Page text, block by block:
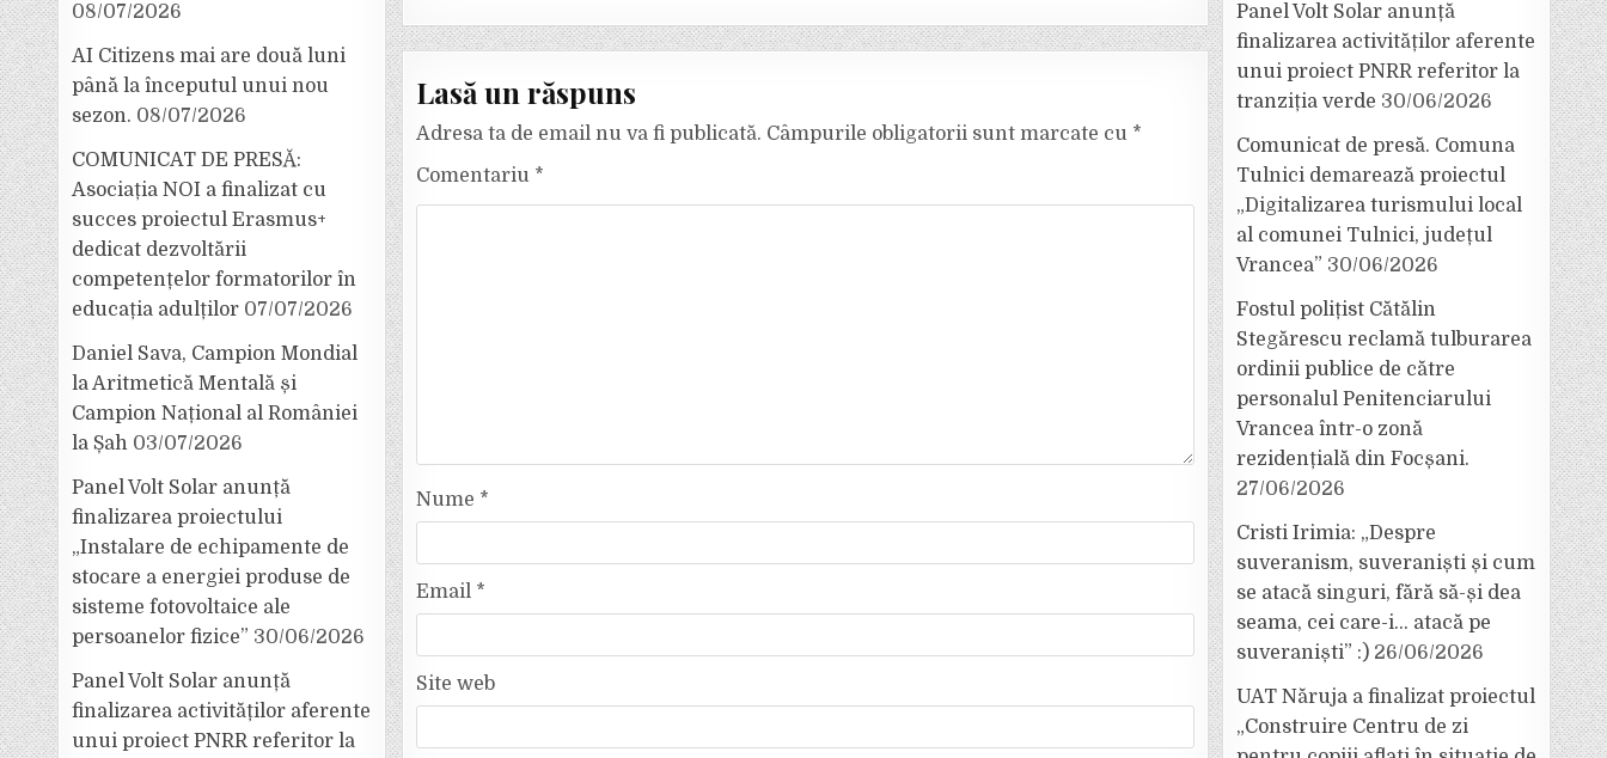
Lasă un răspuns
Adresa ta de email nu va fi publicată. Câmpurile obligatorii sunt marcate cu *
Comentariu *
Nume *
Email *
Site web
08/07/2026
AI Citizens mai are două luni
până la începutul unui nou
sezon. 08/07/2026
COMUNICAT DE PRESĂ:
Asociația NOI a finalizat cu
succes proiectul Erasmus+
dedicat dezvoltării
competențelor formatorilor în
educația adulților 07/07/2026
Daniel Sava, Campion Mondial
la Aritmetică Mentală și
Campion Național al României
la Șah 03/07/2026
Panel Volt Solar anunță
finalizarea proiectului
„Instalare de echipamente de
stocare a energiei produse de
sisteme fotovoltaice ale
persoanelor fizice” 30/06/2026
Panel Volt Solar anunță
finalizarea activităților aferente
unui proiect PNRR referitor la
Panel Volt Solar anunță
finalizarea activităților aferente
unui proiect PNRR referitor la
tranziția verde 30/06/2026
Comunicat de presă. Comuna
Tulnici demarează proiectul
„Digitalizarea turismului local
al comunei Tulnici, județul
Vrancea” 30/06/2026
Fostul polițist Cătălin
Stegărescu reclamă tulburarea
ordinii publice de către
personalul Penitenciarului
Vrancea într-o zonă
rezidențială din Focșani.
27/06/2026
Cristi Irimia: „Despre
suveranism, suveraniști și cum
se atacă singuri, fără să-și dea
seama, cei care-i… atacă pe
suveraniști” :) 26/06/2026
UAT Năruja a finalizat proiectul
„Construire Centru de zi